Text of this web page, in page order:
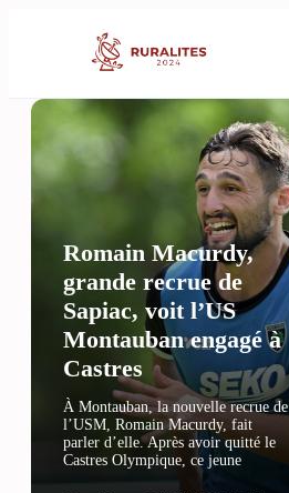
Romain Macurdy,
grande recrue de
Sapiac, voit l’US
Montauban engagé à
Castres
À Montauban, la nouvelle recrue de
l’USM, Romain Macurdy, fait
parler d’elle. Après avoir quitté le
Castres Olympique, ce jeune